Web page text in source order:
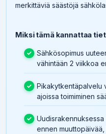
merkittäviä säästöjä
Miksi tämä kannattaa
Sähkösopimus
vähintään 2 viikkoa
Pikakytkentäpalvelu
ajoissa toimiminen
ennen